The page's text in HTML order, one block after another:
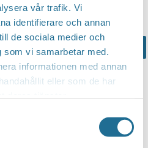
vår trafik. Vi
identifierare och annan
de sociala medier och
som vi samarbetar med.
informationen med annan
eller som de har
söker?
Search
website with Google